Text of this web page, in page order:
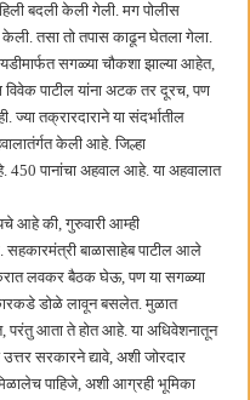
बदली केली गेली. मग पोलीस
केली. तसा तो तपास काढून घेतला गेला.
सगळ्या चौकशा झाल्या आहेत,
विवेक पाटील यांना अटक तर दूरच, पण
ज्या तक्रारदाराने या संदर्भातील
केली आहे. जिल्हा
450 पानांचा अहवाल आहे. या अहवालात
आहे की, गुरुवारी आम्ही
सहकारमंत्री बाळासाहेब पाटील आले
लवकर बैठक घेऊ, पण या सगळ्या
डोळे लावून बसलेत. मुळात
परंतु आता ते होत आहे. या अधिवेशनातून
उत्तर सरकारने द्यावे, अशी जोरदार
पाहिजे, अशी आग्रही भूमिका